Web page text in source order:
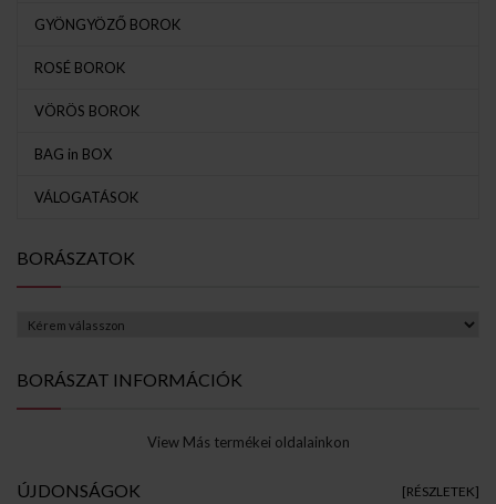
GYÖNGYÖZŐ BOROK
ROSÉ BOROK
VÖRÖS BOROK
BAG in BOX
VÁLOGATÁSOK
BORÁSZATOK
BORÁSZAT INFORMÁCIÓK
View Más termékei oldalainkon
ÚJDONSÁGOK [RÉSZLETEK]